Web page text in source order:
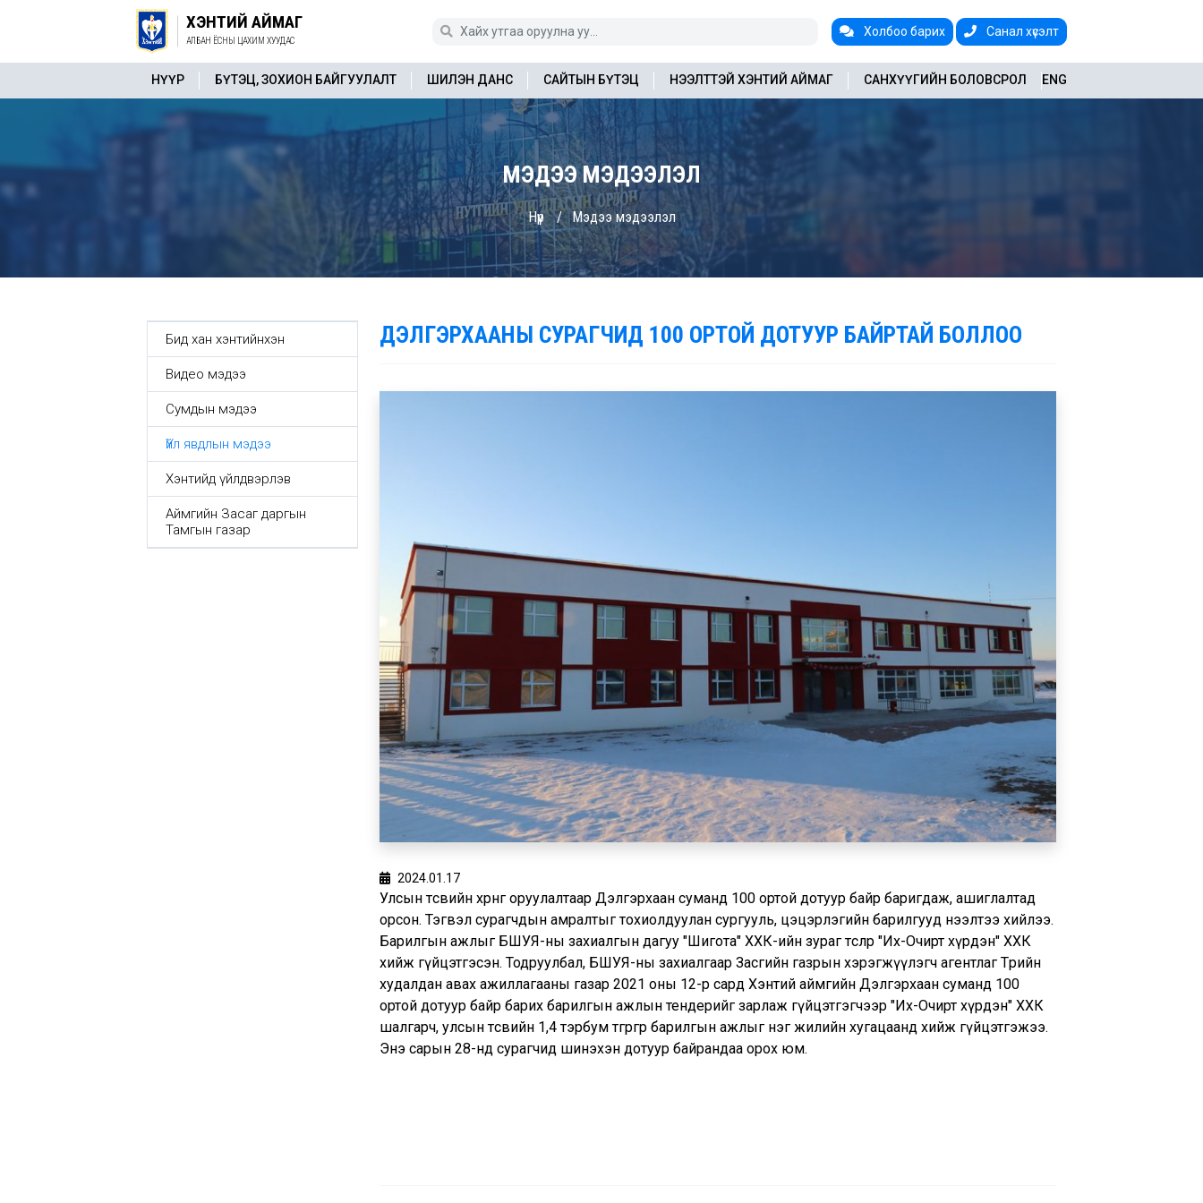
Холбоо барих Санал хүсэлт
ХЭНТИЙ АЙМАГ
АЛБАН ЁСНЫ ЦАХИМ ХУУДАС
ENG
НҮҮР БҮТЭЦ, ЗОХИОН БАЙГУУЛАЛТ ШИЛЭН ДАНС САЙТЫН БҮТЭЦ НЭЭЛТТЭЙ ХЭНТИЙ АЙМАГ САНХҮҮГИЙН БОЛОВСРОЛ
МЭДЭЭ МЭДЭЭЛЭЛ
Нүүр Мэдээ мэдээлэл
Бид хан хэнтийнхэн
Видео мэдээ
Сумдын мэдээ
Үйл явдлын мэдээ
Хэнтийд үйлдвэрлэв
Аймгийн Засаг даргын
Тамгын газар
ДЭЛГЭРХААНЫ СУРАГЧИД 100 ОРТОЙ ДОТУУР БАЙРТАЙ БОЛЛОО
2024.01.17
Улсын төсвийн хөрөнгө оруулалтаар Дэлгэрхаан суманд 100 ортой дотуур байр баригдаж, ашиглалтад
орсон. Тэгвэл сурагчдын амралтыг тохиолдуулан сургууль, цэцэрлэгийн барилгууд нээлтээ хийлээ.
Барилгын ажлыг БШУЯ-ны захиалгын дагуу "Шигота" ХХК-ийн зураг төслөөр "Их-Очирт хүрдэн" ХХК
хийж гүйцэтгэсэн. Тодруулбал, БШУЯ-ны захиалгаар Засгийн газрын хэрэгжүүлэгч агентлаг Төрийн
худалдан авах ажиллагааны газар 2021 оны 12-р сард Хэнтий аймгийн Дэлгэрхаан суманд 100
ортой дотуур байр барих барилгын ажлын тендерийг зарлаж гүйцэтгэгчээр "Их-Очирт хүрдэн" ХХК
шалгарч, улсын төсвийн 1,4 тэрбум төгрөгөөр барилгын ажлыг нэг жилийн хугацаанд хийж гүйцэтгэжээ.
Энэ сарын 28-нд сурагчид шинэхэн дотуур байрандаа орох юм.